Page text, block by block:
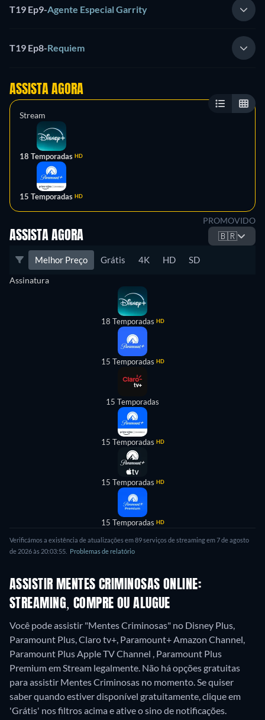
T19 Ep9-Agente Especial Garrity
T19 Ep8-Requiem
ASSISTA AGORA
Stream
18 Temporadas HD
15 Temporadas HD
PROMOVIDO
ASSISTA AGORA 🇧🇷
Melhor Preço Grátis 4K HD SD
Assinatura
18 Temporadas HD
15 Temporadas HD
15 Temporadas
15 Temporadas HD
15 Temporadas HD
15 Temporadas HD
Verificámos a existência de atualizações em 89 serviços de streaming em 7 de agosto
de 2026 às 20:03:55.
Problemas de relatório
ASSISTIR MENTES CRIMINOSAS ONLINE:
STREAMING, COMPRE OU ALUGUE
Você pode assistir "Mentes Criminosas" no Disney Plus,
Paramount Plus, Claro tv+, Paramount+ Amazon Channel,
Paramount Plus Apple TV Channel , Paramount Plus
Premium em Stream legalmente. Não há opções gratuitas
para assistir Mentes Criminosas no momento. Se quiser
saber quando estiver disponível gratuitamente, clique em
'Grátis' nos filtros acima e ative o sino de notificações.